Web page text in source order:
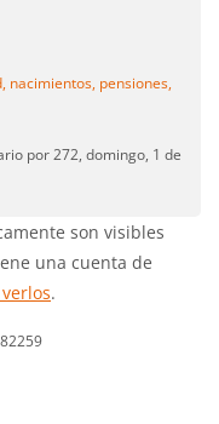
nacimientos, pensiones,
por 272, domingo, 1 de
son visibles
una cuenta de
.